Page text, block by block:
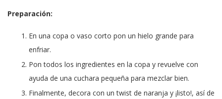
Preparación:
En una copa o vaso corto pon un hielo grande para
enfriar.
Pon todos los ingredientes en la copa y revuelve con
ayuda de una cuchara pequeña para mezclar bien.
Finalmente, decora con un twist de naranja y ¡listo!, así de